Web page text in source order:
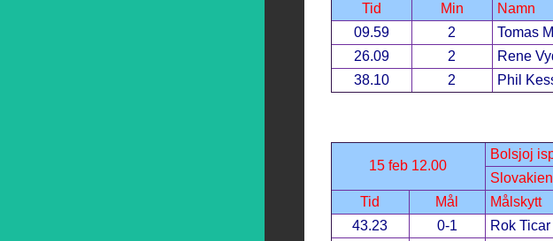
Tid
Min Namn
09.59
2 Tomas
26.09
2 Rene
38.10
2 Phil
15 feb 12.00
Bolsjoj
Tid
Mål Målskytt
43.23
0-1 Rok Ticar